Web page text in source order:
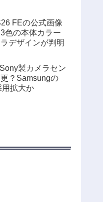
FEの公式画像
色の本体カラー
デザインが判明
製カメラセン
？Samsungの
用拡大か